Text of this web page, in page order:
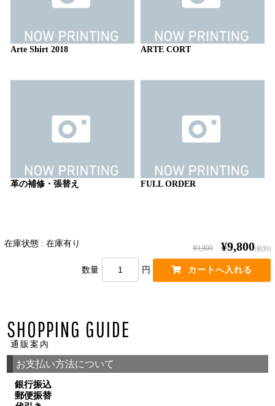
Arte Shirt 2018 ARTE CORT
革の補修・張替え FULL ORDER
在庫状態 : 在庫有り ¥9,800 ¥9,800(税別)
数量 円
SHOPPING GUIDE
通販案内
お支払い方法について
銀行振込
郵便振替